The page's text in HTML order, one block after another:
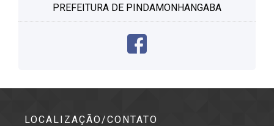
PREFEITURA DE PINDAMONHANGABA
LOCALIZAÇÃO/CONTATO